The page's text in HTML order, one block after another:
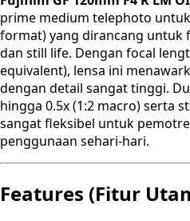
prime medium telephoto
format) yang dirancang
dan still life. Dengan focal
equivalent), lensa ini
dengan detail sangat tinggi.
hingga 0.5x (1:2 macro) serta
sangat fleksibel untuk
penggunaan sehari-hari.
Features (Fitur